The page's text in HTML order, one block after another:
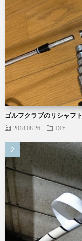
ゴルフクラブのリシャフ
2018.08.26 DIY